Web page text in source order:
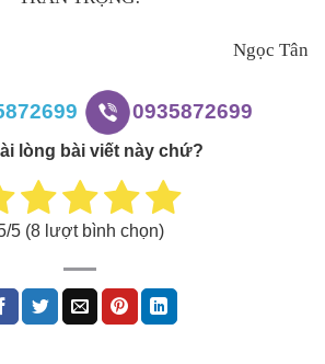
Ngọc Tân
0935872699
lòng bài viết này chứ?
/5 (8lượt bình chọn)